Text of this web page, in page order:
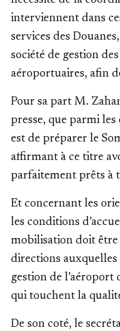
interviennent dans
services des
société de gestion
aéroportuaires, afin
Pour sa part M.
presse, que parmi
est de préparer le
affirmant à ce titre
parfaitement prêts à
Et concernant les
les conditions
mobilisation doit être
directions
gestion de l’aéroport
qui touchent la
De son coté, le